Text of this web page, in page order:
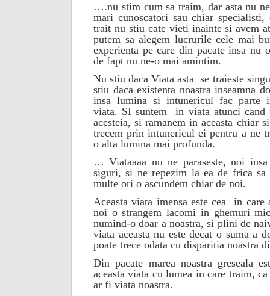
….nu stim cum sa traim, dar asta nu
mari cunoscatori sau chiar
trait nu stiu cate vieti inainte si avem
putem sa alegem lucrurile cele mai
experienta pe care din pacate insa nu
de fapt nu ne-o mai amintim.
Nu stiu daca Viata asta se traieste
stiu daca existenta noastra inseamna
insa lumina si intunericul fac parte
viata. SI suntem
in viata atunci cand
acesteia, si ramanem in aceasta chiar
trecem prin intunericul ei pentru a ne
o alta lumina mai profunda.
… Viataaaa nu ne paraseste, noi
siguri, si ne repezim la ea de frica
multe ori o ascundem chiar de noi.
Aceasta viata imensa este cea
in care
noi o strangem lacomi in ghemuri
numind-o doar a noastra, si plini de
viata aceasta nu este decat o suma a
poate trece odata cu disparitia noastra
Din pacate marea noastra greseala
aceasta viata cu lumea in care traim,
ar fi viata noastra.